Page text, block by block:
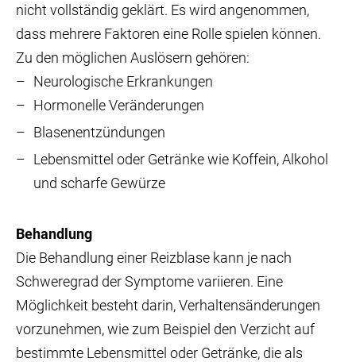
nicht vollständig geklärt. Es wird angenommen,
dass mehrere Faktoren eine Rolle spielen können.
Zu den möglichen Auslösern gehören:
Neurologische Erkrankungen
Hormonelle Veränderungen
Blasenentzündungen
Lebensmittel oder Getränke wie Koffein, Alkohol
und scharfe Gewürze
Behandlung
Die Behandlung einer Reizblase kann je nach
Schweregrad der Symptome variieren. Eine
Möglichkeit besteht darin, Verhaltensänderungen
vorzunehmen, wie zum Beispiel den Verzicht auf
bestimmte Lebensmittel oder Getränke, die als